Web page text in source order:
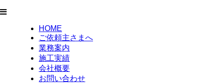
HOME
ご依頼主さまへ
業務案内
施工実績
会社概要
お問い合わせ